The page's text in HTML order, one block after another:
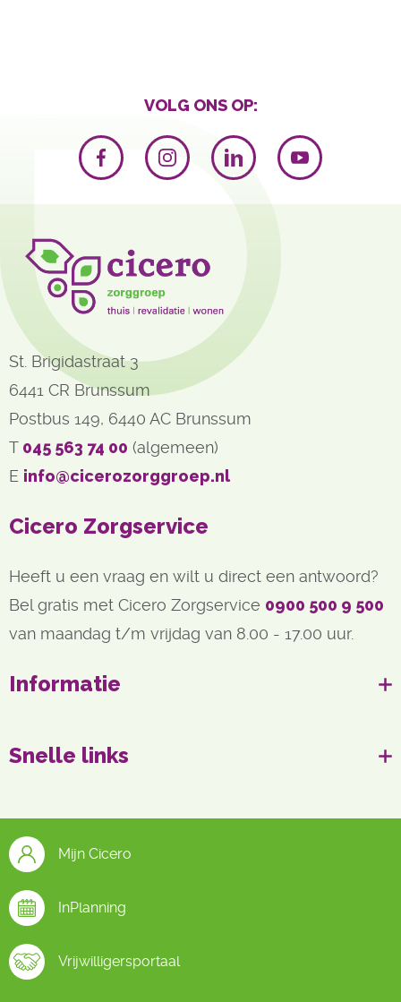
VOLG ONS OP:
St. Brigidastraat 3
6441 CR Brunssum
Postbus 149, 6440 AC Brunssum
T 045 563 74 00 (algemeen)
E info@cicerozorggroep.nl
Cicero Zorgservice
Heeft u een vraag en wilt u direct een antwoord?
Bel gratis met Cicero Zorgservice 0900 500 9 500
van maandag t/m vrijdag van 8.00 - 17.00 uur.
Informatie
Snelle links
Mijn Cicero
InPlanning
Vrijwilligersportaal